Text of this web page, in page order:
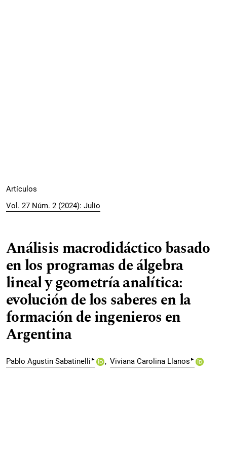
Artículos
Vol. 27 Núm. 2 (2024): Julio
Análisis macrodidáctico basado
en los programas de álgebra
lineal y geometría analítica:
evolución de los saberes en la
formación de ingenieros en
Argentina
Pablo Agustin Sabatinelli ▸ Viviana Carolina Llanos ▸